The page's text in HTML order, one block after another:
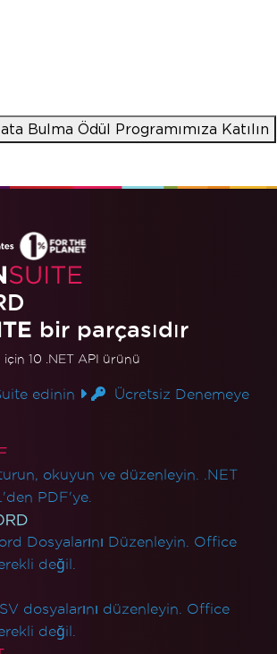
Bulma Ödül Programımıza Katılın
bir parçasıdır
10 .NET API ürünü
edinin
Ücretsiz Denemeye
okuyun ve düzenleyin. .NET
PDF'ye.
Dosyalarını Düzenleyin. Office
değil.
dosyalarını düzenleyin. Office
değil.